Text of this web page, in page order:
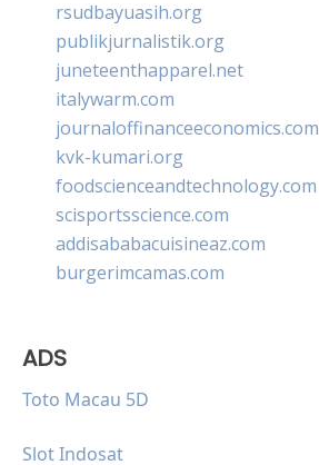
rsudbayuasih.org
publikjurnalistik.org
juneteenthapparel.net
italywarm.com
journaloffinanceeconomics.com
kvk-kumari.org
foodscienceandtechnology.com
scisportsscience.com
addisababacuisineaz.com
burgerimcamas.com
ADS
Toto Macau 5D
Slot Indosat